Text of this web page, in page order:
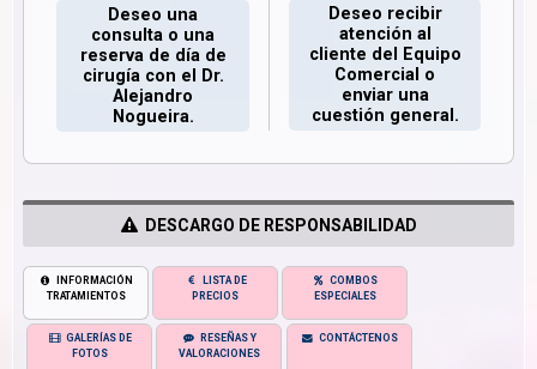
Deseo una
consulta o una
reserva de día de
cirugía con el Dr.
Alejandro
Nogueira.
Deseo recibir
atención al
cliente del Equipo
Comercial o
enviar una
cuestión general.
DESCARGO DE RESPONSABILIDAD
INFORMACIÓN
TRATAMIENTOS
LISTA DE
PRECIOS
COMBOS
ESPECIALES
GALERÍAS DE
FOTOS
RESEÑAS Y
VALORACIONES
CONTÁCTENOS